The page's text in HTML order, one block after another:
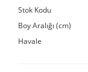
Stok Kodu
Boy Aralığı (cm)
Havale